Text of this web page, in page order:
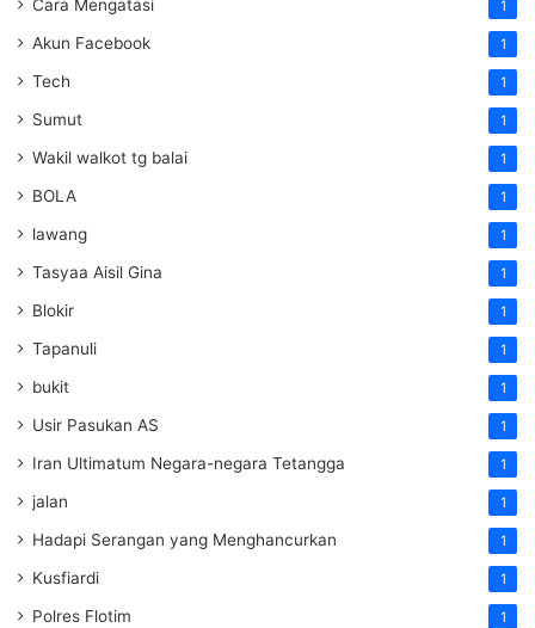
Cara Mengatasi 1
Akun Facebook 1
Tech 1
Sumut 1
Wakil walkot tg balai 1
BOLA 1
lawang 1
Tasyaa Aisil Gina 1
Blokir 1
Tapanuli 1
bukit 1
Usir Pasukan AS 1
Iran Ultimatum Negara-negara Tetangga 1
jalan 1
Hadapi Serangan yang Menghancurkan 1
Kusfiardi 1
Polres Flotim 1